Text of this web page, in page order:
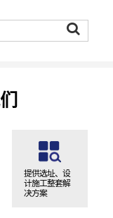
提供选址、设
计施工整套解
决方案